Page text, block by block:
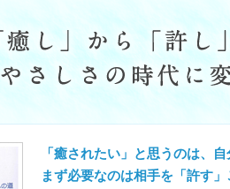
「癒されたい」と思うのは、
まず必要なのは相手を「許す